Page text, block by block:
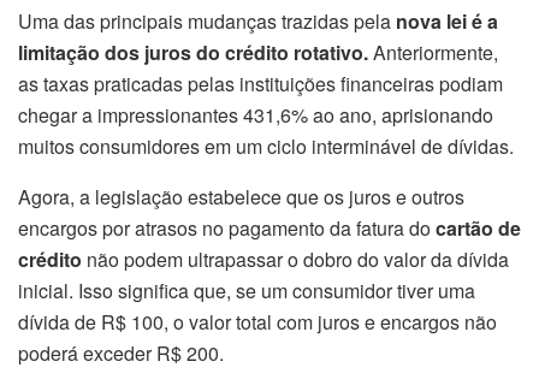
Uma das principais mudanças trazidas pela nova lei é a
limitação dos juros do crédito rotativo.Anteriormente,
as taxas praticadas pelas instituições financeiras podiam
chegar a impressionantes 431,6% ao ano, aprisionando
muitos consumidores em um ciclo interminável de dívidas.
Agora, a legislação estabelece que os juros e outros
encargos por atrasos no pagamento da fatura docartão de
crédito não podem ultrapassar o dobro do valor da dívida
inicial. Isso significa que, se um consumidor tiver uma
dívida de R$ 100, o valor total com juros e encargos não
poderá exceder R$ 200.